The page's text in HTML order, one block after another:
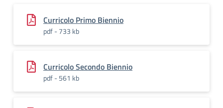
Curricolo Primo Biennio
pdf - 733 kb
Curricolo Secondo Biennio
pdf - 561 kb